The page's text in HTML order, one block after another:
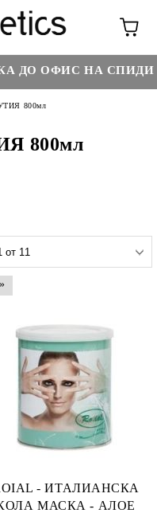
ДО ОФИС НА СПИДИ
800мл
800мл
»
- ИТАЛИАНСКА
МАСКА - АЛОЕ